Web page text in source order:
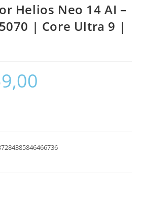
Helios Neo 14 AI –
| Core Ultra 9 |